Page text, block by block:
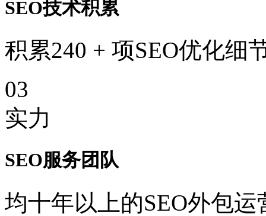
SEO技术积累
积累240 + 项SEO优化细
03
实力
SEO服务团队
均十年以上的SEO外包运